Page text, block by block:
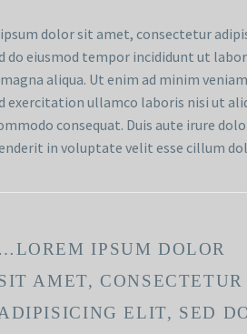
dolor sit amet, consectetur
do eiusmod tempor incididunt ut
aliqua. Ut enim ad minim
exercitation ullamco laboris nisi ut
consequat. Duis aute irure
in voluptate velit esse cillum
…LOREM IPSUM DOLOR
AMET, CONSECTETUR
ADIPISICING ELIT, SED